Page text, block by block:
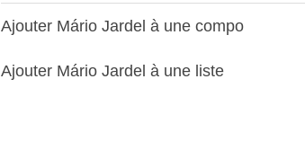
Ajouter Mário Jardel à une compo
Ajouter Mário Jardel à une liste